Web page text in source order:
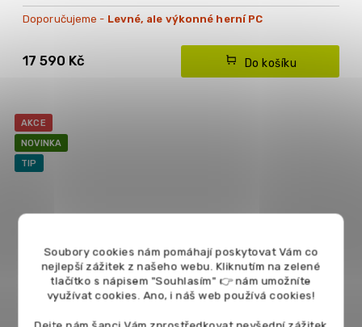
Soubory cookies nám pomáhají poskytovat Vám co
nejlepší zážitek z našeho webu. Kliknutím na zelené
tlačítko s nápisem "Souhlasím" 👉 nám umožníte
využívat cookies.Ano, i náš web používá cookies!
17 590 Kč Do košíku
Doporučujeme - Levné, ale výkonné herní PC
AKCE
NOVINKA
TIP